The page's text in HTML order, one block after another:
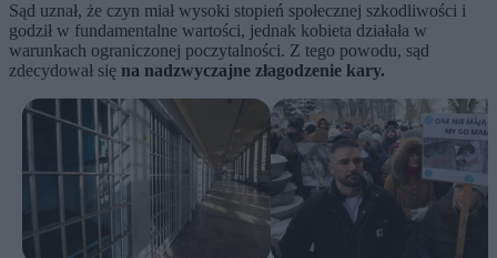
Sąd uznał, że czyn miał wysoki stopień społecznej szkodliwości i
godził w fundamentalne wartości, jednak kobieta działała w
warunkach ograniczonej poczytalności. Z tego powodu, sąd
zdecydował się na nadzwyczajne złagodzenie kary.